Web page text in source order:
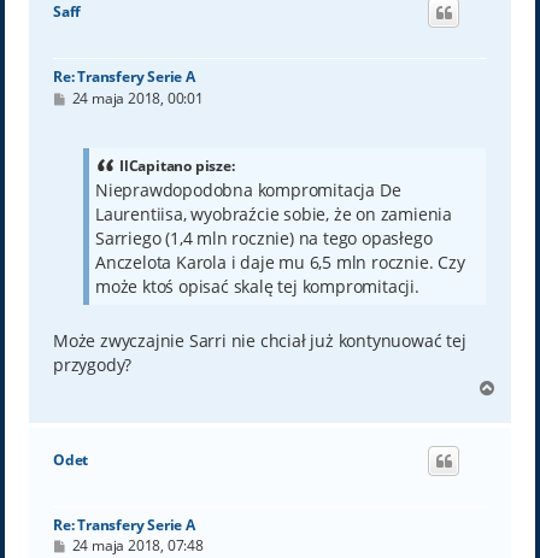
Saff
Re: Transfery Serie A
P24 maja 2018, 00:01
IlCapitano pisze:
Nieprawdopodobna kompromitacja De
Laurentiisa, wyobraźcie sobie, że on zamienia
Sarriego (1,4 mln rocznie) na tego opasłego
Anczelota Karola i daje mu 6,5 mln rocznie. Czy
może ktoś opisać skalę tej kompromitacji.
Może zwyczajnie Sarri nie chciał już kontynuować tej
przygody?
g
Odet
Re: Transfery Serie A
P24 maja 2018, 07:48